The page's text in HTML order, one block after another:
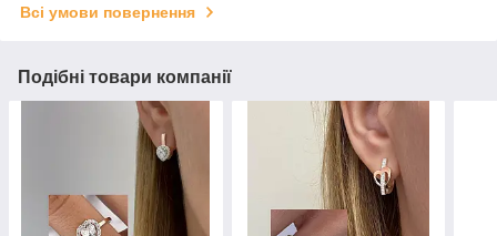
Всі умови повернення
Подібні товари компанії